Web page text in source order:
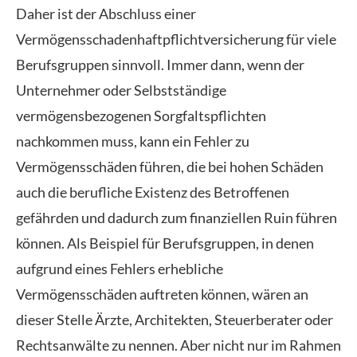
Daher ist der Abschluss einer
Vermögensschadenhaftpflichtversicherung für viele
Berufsgruppen sinnvoll. Immer dann, wenn der
Unternehmer oder Selbstständige
vermögensbezogenen Sorgfaltspflichten
nachkommen muss, kann ein Fehler zu
Vermögensschäden führen, die bei hohen Schäden
auch die berufliche Existenz des Betroffenen
gefährden und dadurch zum finanziellen Ruin führen
können. Als Beispiel für Berufsgruppen, in denen
aufgrund eines Fehlers erhebliche
Vermögensschäden auftreten können, wären an
dieser Stelle Ärzte, Architekten, Steuerberater oder
Rechtsanwälte zu nennen. Aber nicht nur im Rahmen